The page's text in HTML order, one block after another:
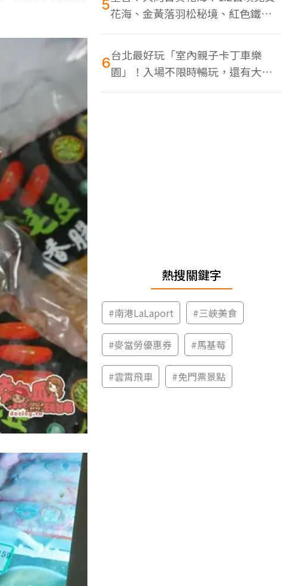
5花海、金黃落羽松秘境、紅色鐵橋
同框
6台北最好玩「室內親子卡丁車樂
園」！入場不限時暢玩，還有大螢
幕Switch遊戲區
熱搜關鍵字
#南港LaLaport #三峽美食
#麥當勞優惠券 #馬基莓
#雲霄飛車 #免門票景點